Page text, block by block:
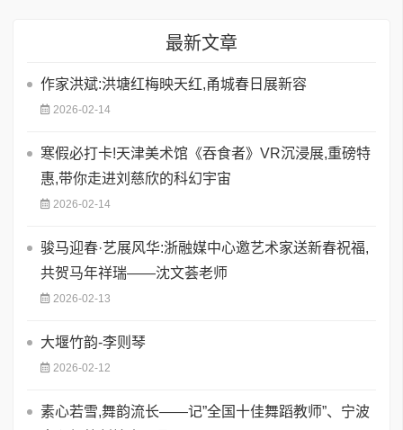
最新文章
作家洪斌:洪塘红梅映天红,甬城春日展新容
2026-02-14
寒假必打卡!天津美术馆《吞食者》VR沉浸展,重磅特
惠,带你走进刘慈欣的科幻宇宙
2026-02-14
骏马迎春·艺展风华:浙融媒中心邀艺术家送新春祝福,
共贺马年祥瑞——沈文荟老师
2026-02-13
大堰竹韵-​李则琴
2026-02-12
素心若雪,舞韵流长——记”全国十佳舞蹈教师”、宁波